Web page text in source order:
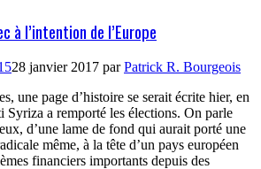
à l’intention de l’Europe
28 janvier 2017 parPatrick R. Bourgeois
une page d’histoire se serait écrite hier, en
Syriza a remporté les élections. On parle
d’une lame de fond qui aurait porté une
même, à la tête d’un pays européen
financiers importants depuis des